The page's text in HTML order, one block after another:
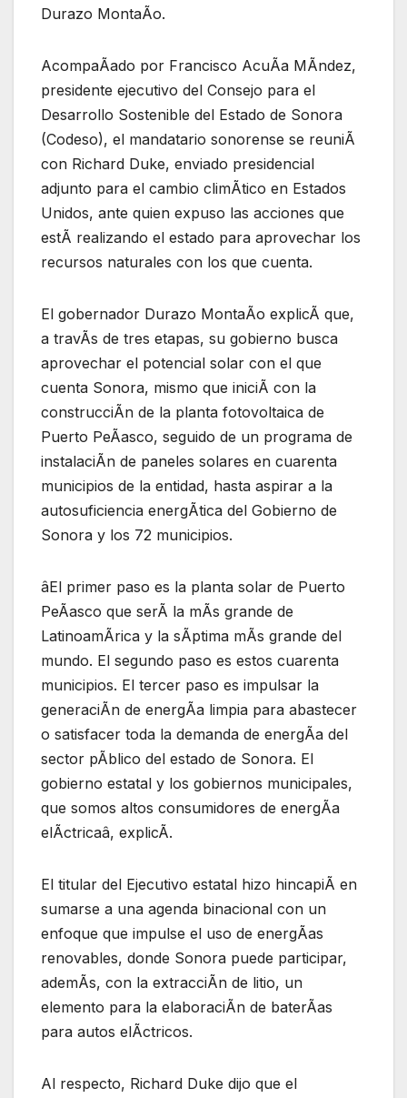
Durazo MontaÃo.
AcompaÃado por Francisco AcuÃa MÃndez,
presidente ejecutivo del Consejo para el
Desarrollo Sostenible del Estado de Sonora
(Codeso), el mandatario sonorense se reuniÃ
con Richard Duke, enviado presidencial
adjunto para el cambio climÃtico en Estados
Unidos, ante quien expuso las acciones que
estÃ realizando el estado para aprovechar los
recursos naturales con los que cuenta.
El gobernador Durazo MontaÃo explicÃ que,
a travÃs de tres etapas, su gobierno busca
aprovechar el potencial solar con el que
cuenta Sonora, mismo que iniciÃ con la
construcciÃn de la planta fotovoltaica de
Puerto PeÃasco, seguido de un programa de
instalaciÃn de paneles solares en cuarenta
municipios de la entidad, hasta aspirar a la
autosuficiencia energÃtica del Gobierno de
Sonora y los 72 municipios.
âEl primer paso es la planta solar de Puerto
PeÃasco que serÃ la mÃs grande de
LatinoamÃrica y la sÃptima mÃs grande del
mundo. El segundo paso es estos cuarenta
municipios. El tercer paso es impulsar la
generaciÃn de energÃa limpia para abastecer
o satisfacer toda la demanda de energÃa del
sector pÃblico del estado de Sonora. El
gobierno estatal y los gobiernos municipales,
que somos altos consumidores de energÃa
elÃctricaâ, explicÃ.
El titular del Ejecutivo estatal hizo hincapiÃ en
sumarse a una agenda binacional con un
enfoque que impulse el uso de energÃas
renovables, donde Sonora puede participar,
ademÃs, con la extracciÃn de litio, un
elemento para la elaboraciÃn de baterÃas
para autos elÃctricos.
Al respecto, Richard Duke dijo que el